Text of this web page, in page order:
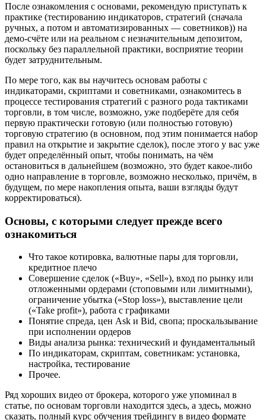
После ознакомления с основами, рекомендую приступать к
практике (тестированию индикаторов, стратегий (сначала
ручных, а потом и автоматизированных — советников)) на
демо-счёте или на реальном с незначительным депозитом,
поскольку без параллельной практики, восприятие теории
будет затруднительным.
По мере того, как вы научитесь основам работы с
индикаторами, скриптами и советниками, ознакомитесь в
процессе тестирования стратегий с разного рода тактиками
торговли, в том числе, возможно, уже подберёте для себя
первую практически готовую (или полностью готовую)
торговую стратегию (в основном, под этим понимается набор
правил на открытие и закрытие сделок), после этого у вас уже
будет определённый опыт, чтобы понимать, на чём
остановиться в дальнейшем (возможно, это будет какое-либо
одно направление в торговле, возможно несколько, причём, в
будущем, по мере накопления опыта, ваши взгляды будут
корректироваться).
Основы, с которыми следует прежде всего
ознакомиться
Что такое котировка, валютные пары для торговли,
кредитное плечо
Совершение сделок («Buy», «Sell»), вход по рынку или
отложенными ордерами (стоповыми или лимитными),
ограничение убытка («Stop loss»), выставление цели
(«Take profit»), работа с графиками
Понятие спреда, цен Ask и Bid, свопа; проскальзывание
при исполнении ордеров
Виды анализа рынка: технический и фундаментальный
По индикаторам, скриптам, советникам: установка,
настройка, тестирование
Прочее.
Ряд хороших видео от брокера, которого уже упоминал в
статье, по основам торговли находится здесь, а здесь, можно
сказать, полный курс обучения трейдингу в видео формате